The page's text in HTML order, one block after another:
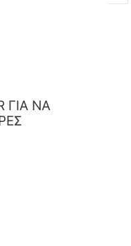
ΓΙΑ ΝΑ